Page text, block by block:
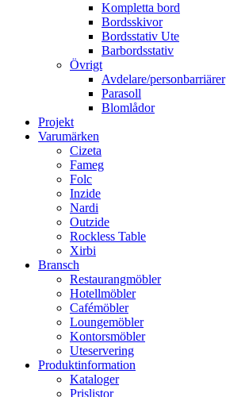
Kompletta bord
Bordsskivor
Bordsstativ Ute
Barbordsstativ
Övrigt
Avdelare/personbarriärer
Parasoll
Blomlådor
Projekt
Varumärken
Cizeta
Fameg
Folc
Inzide
Nardi
Outzide
Rockless Table
Xirbi
Bransch
Restaurangmöbler
Hotellmöbler
Cafémöbler
Loungemöbler
Kontorsmöbler
Uteservering
Produktinformation
Kataloger
Prislistor